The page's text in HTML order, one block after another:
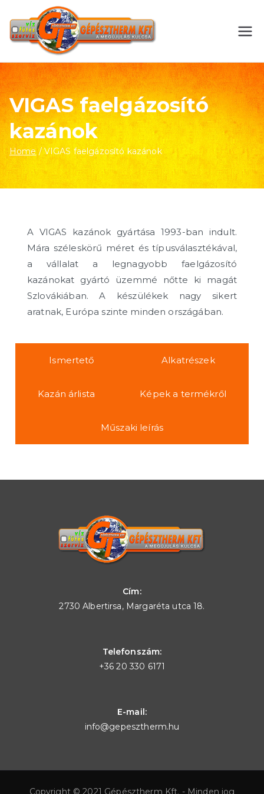
Gépész
therm
Kft.
A megújulás kulcsa
VIGAS faelgázosító
kazánok
Home VIGAS faelgázosító kazánok
A VIGAS kazánok gyártása 1993-ban indult.
Mára széleskörű méret és típusválasztékával,
a vállalat a legnagyobb faelgázosító
kazánokat gyártó üzemmé nőtte ki magát
Szlovákiában. A készülékek nagy sikert
aratnak, Európa szinte minden országában.
Ismertető Alkatrészek
Kazán árlista Képek a termékről
Műszaki leírás
Cím:
2730 Albertirsa, Margaréta utca 18.
Telefonszám:
+36 20 330 6171
E-mail:
info@gepesztherm.hu
Copyright © 2021 Gépésztherm Kft. - Minden jog